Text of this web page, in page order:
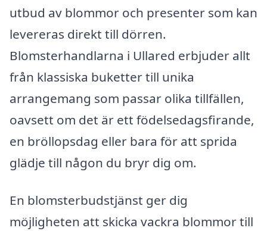
utbud av blommor och presenter som kan
levereras direkt till dörren.
Blomsterhandlarna i Ullared erbjuder allt
från klassiska buketter till unika
arrangemang som passar olika tillfällen,
oavsett om det är ett födelsedagsfirande,
en bröllopsdag eller bara för att sprida
glädje till någon du bryr dig om.
En blomsterbudstjänst ger dig
möjligheten att skicka vackra blommor till